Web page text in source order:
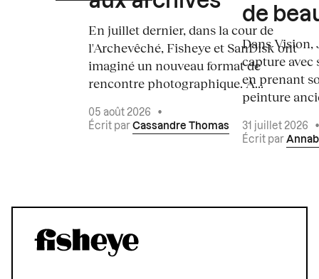
En juillet dernier, dans la cour de
l'Archevêché, Fisheye et SanDisk ont
imaginé un nouveau format de
rencontre photographique. À...
05 août 2026
•
Écrit par Cassandre Thomas
de
Dans
capture avec
en prenant
peinture
31 juillet 2026
Écrit par